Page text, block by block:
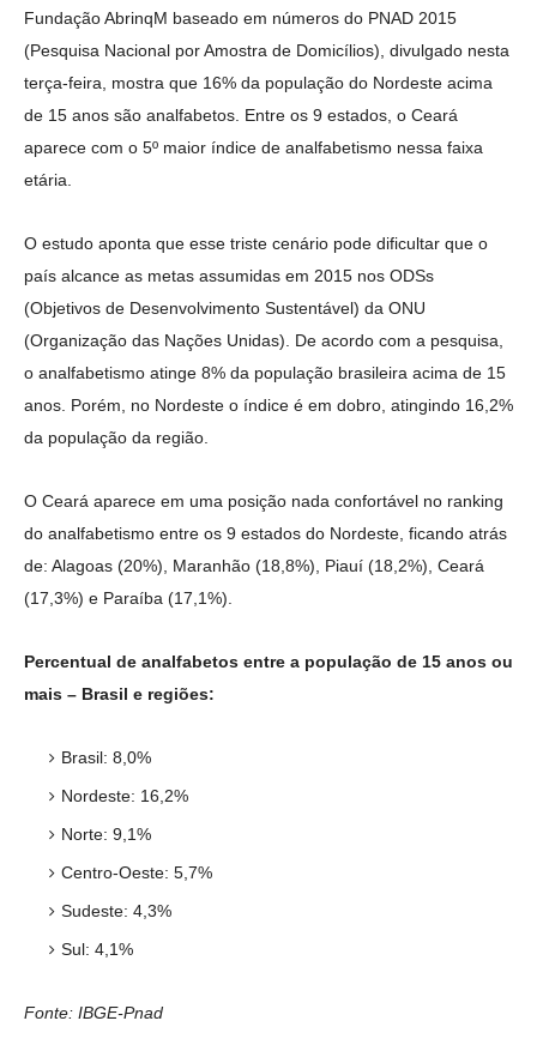
Fundação AbrinqM baseado em números do PNAD 2015
(Pesquisa Nacional por Amostra de Domicílios), divulgado nesta
terça-feira, mostra que 16% da população do Nordeste acima
de 15 anos são analfabetos. Entre os 9 estados, o Ceará
aparece com o 5º maior índice de analfabetismo nessa faixa
etária.
O estudo aponta que esse triste cenário pode dificultar que o
país alcance as metas assumidas em 2015 nos ODSs
(Objetivos de Desenvolvimento Sustentável) da ONU
(Organização das Nações Unidas). De acordo com a pesquisa,
o analfabetismo atinge 8% da população brasileira acima de 15
anos. Porém, no Nordeste o índice é em dobro, atingindo 16,2%
da população da região.
O Ceará aparece em uma posição nada confortável no ranking
do analfabetismo entre os 9 estados do Nordeste, ficando atrás
de: Alagoas (20%), Maranhão (18,8%), Piauí (18,2%), Ceará
(17,3%) e Paraíba (17,1%).
Percentual de analfabetos entre a população de 15 anos ou
mais – Brasil e regiões:
Brasil: 8,0%
Nordeste: 16,2%
Norte: 9,1%
Centro-Oeste: 5,7%
Sudeste: 4,3%
Sul: 4,1%
Fonte: IBGE-Pnad